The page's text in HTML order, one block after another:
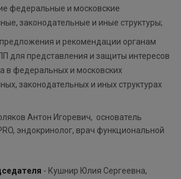
федеральные и московские
законодательные и иные структуры;
и рекомендации органам
для представления и защиты интересов
в федеральных и московских
законодательных и иных структурах
Антон Игоревич, основатель
эндокринолог, врач функциональной
- Кушнир Юлия Сергеевна,